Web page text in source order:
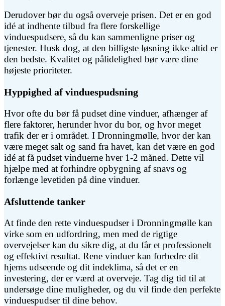
Derudover bør du også overveje prisen. Det er en god
idé at indhente tilbud fra flere forskellige
vinduespudsere, så du kan sammenligne priser og
tjenester. Husk dog, at den billigste løsning ikke altid er
den bedste. Kvalitet og pålidelighed bør være dine
højeste prioriteter.
Hyppighed af vinduespudsning
Hvor ofte du bør få pudset dine vinduer, afhænger af
flere faktorer, herunder hvor du bor, og hvor meget
trafik der er i området. I Dronningmølle, hvor der kan
være meget salt og sand fra havet, kan det være en god
idé at få pudset vinduerne hver 1-2 måned. Dette vil
hjælpe med at forhindre opbygning af snavs og
forlænge levetiden på dine vinduer.
Afsluttende tanker
At finde den rette vinduespudser i Dronningmølle kan
virke som en udfordring, men med de rigtige
overvejelser kan du sikre dig, at du får et professionelt
og effektivt resultat. Rene vinduer kan forbedre dit
hjems udseende og dit indeklima, så det er en
investering, der er værd at overveje. Tag dig tid til at
undersøge dine muligheder, og du vil finde den perfekte
vinduespudser til dine behov.